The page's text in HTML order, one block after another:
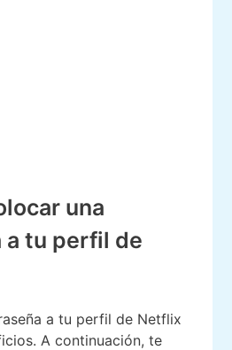
una
a tu perfil de
a tu perfil de Netflix
A continuación, te